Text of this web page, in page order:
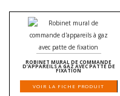
ROBINET MURAL DE COMMANDE
D'APPAREILS À GAZ AVEC PATTE DE
FIXATION
VOIR LA FICHE PRODUIT